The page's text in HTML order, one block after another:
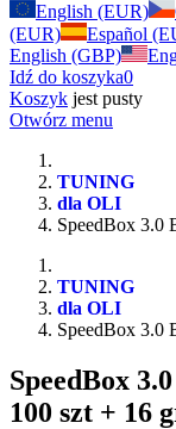
English (EUR)
(EUR)
Español
English (GBP)
Idź do koszyka0
Koszyk jest pusty
Otwórz menu
TUNING
dla OLI
SpeedBox 3.0
TUNING
dla OLI
SpeedBox 3.0
SpeedBox
100 szt + 16